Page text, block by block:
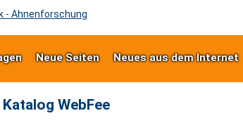
Neue Seiten Neues aus dem Internet
WebFee